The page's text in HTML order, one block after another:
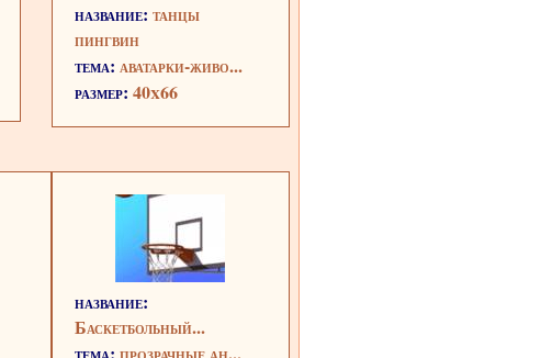
название: танцы
пингвин
тема: аватарки-живо...
размер: 40x66
название:
Баскетбольный...